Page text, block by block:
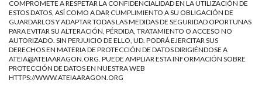
COMPROMETE A RESPETAR LA CONFIDENCIALIDAD EN LA UTILIZACIÓN DE
ESTOS DATOS, ASÍ COMO A DAR CUMPLIMIENTO A SU OBLIGACIÓN DE
GUARDARLOS Y ADAPTAR TODAS LAS MEDIDAS DE SEGURIDAD OPORTUNAS
PARA EVITAR SU ALTERACIÓN, PÉRDIDA, TRATAMIENTO O ACCESO NO
AUTORIZADO. SIN PERJUICIO DE ELLO, UD. PODRÁ EJERCITAR SUS
DERECHOS EN MATERIA DE PROTECCIÓN DE DATOS DIRIGIÉNDOSE A
ATEIA@ATEIAARAGON.ORG. PUEDE AMPLIAR ESTA INFORMACIÓN SOBRE
PROTECCIÓN DE DATOS EN NUESTRA WEB
HTTPS://WWW.ATEIAARAGON.ORG